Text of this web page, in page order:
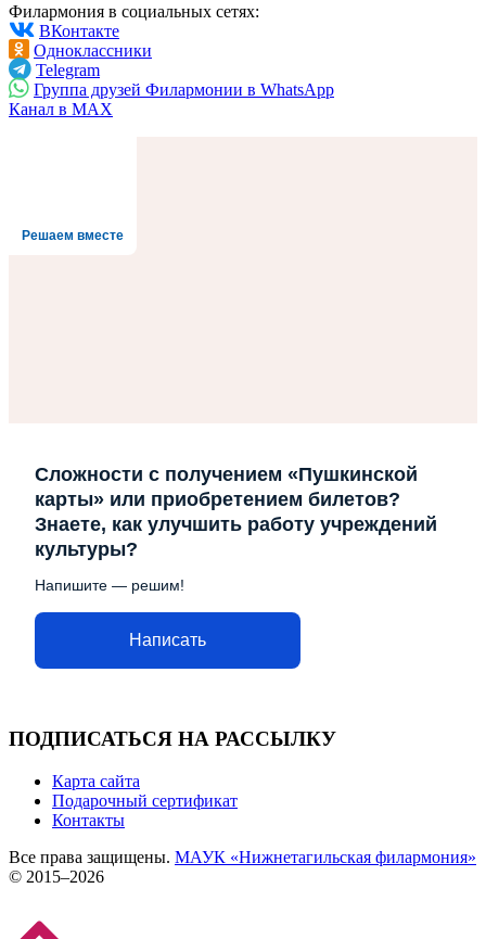
Филармония в социальных сетях:
ВКонтакте
Одноклассники
Telegram
Группа друзей Филармонии в WhatsApp
Канал в MAX
Решаем вместе
Сложности с получением «Пушкинской
карты» или приобретением билетов?
Знаете, как улучшить работу учреждений
культуры?
Напишите — решим!
Написать
ПОДПИСАТЬСЯ НА РАССЫЛКУ
Карта сайта
Подарочный сертификат
Контакты
Все права защищены. МАУК «Нижнетагильская филармония»
© 2015–2026